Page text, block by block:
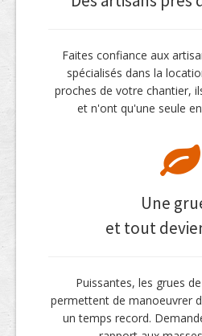
Faites confiance aux
spécialisés dans la
proches de votre chantier,
et n'ont qu'une seule
Une
et tout
Puissantes, les grues
permettent de manoeuvrer
un temps record.